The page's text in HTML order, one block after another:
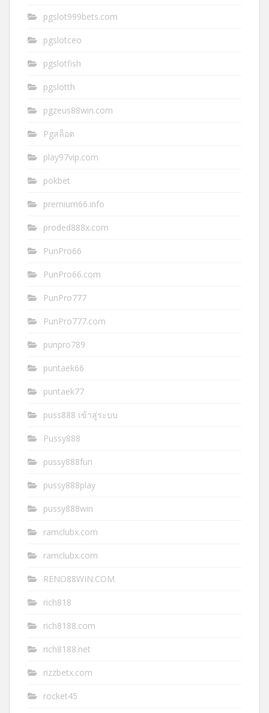
pgslot999bets.com
pgslotceo
pgslotfish
pgslotth
pgzeus88win.com
Pgสล็อต
play97vip.com
pokbet
premium66.info
proded888x.com
PunPro66
PunPro66.com
PunPro777
PunPro777.com
punpro789
puntaek66
puntaek77
puss888 เข้าสู่ระบบ
Pussy888
pussy888fun
pussy888play
pussy888win
ramclubx.com
ramclubx.com
RENO88WIN.COM
rich818
rich8188.com
rich8188.net
rizzbetx.com
rocket45